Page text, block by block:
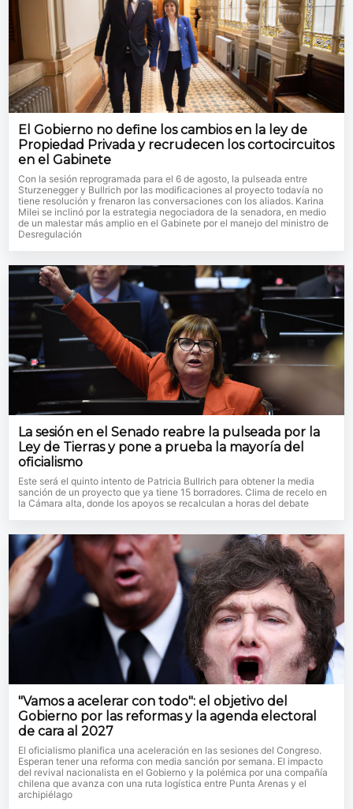
El Gobierno no define los cambios en la ley de
Propiedad Privada y recrudecen los cortocircuitos
en el Gabinete
Con la sesión reprogramada para el 6 de agosto, la pulseada entre
Sturzenegger y Bullrich por las modificaciones al proyecto todavía no
tiene resolución y frenaron las conversaciones con los aliados. Karina
Milei se inclinó por la estrategia negociadora de la senadora, en medio
de un malestar más amplio en el Gabinete por el manejo del ministro de
Desregulación
La sesión en el Senado reabre la pulseada por la
Ley de Tierras y pone a prueba la mayoría del
oficialismo
Este será el quinto intento de Patricia Bullrich para obtener la media
sanción de un proyecto que ya tiene 15 borradores. Clima de recelo en
la Cámara alta, donde los apoyos se recalculan a horas del debate
"Vamos a acelerar con todo": el objetivo del
Gobierno por las reformas y la agenda electoral
de cara al 2027
El oficialismo planifica una aceleración en las sesiones del Congreso.
Esperan tener una reforma con media sanción por semana. El impacto
del revival nacionalista en el Gobierno y la polémica por una compañía
chilena que avanza con una ruta logística entre Punta Arenas y el
archipiélago